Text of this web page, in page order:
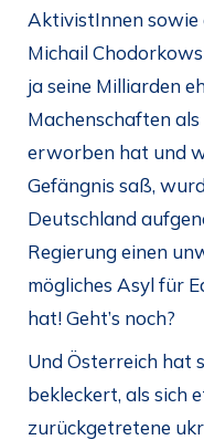
AktivistInnen sowie
Michail
ja seine Milliarden
Machenschaften
erworben hat und
Gefängnis saß,
Deutschland
Regierung einen
mögliches Asyl für
hat! Geht’s noch?
Und Österreich hat
bekleckert, als sich
zurückgetretene